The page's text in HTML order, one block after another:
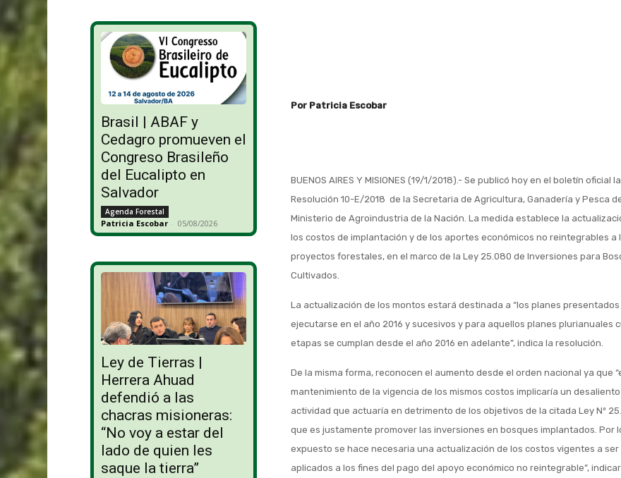
Brasil | ABAF y
Cedagro promueven el
Congreso Brasileño
del Eucalipto en
Salvador
Agenda Forestal
Patricia Escobar - 05/08/2026
Ley de Tierras |
Herrera Ahuad
defendió a las
chacras misioneras:
“No voy a estar del
lado de quien les
saque la tierra”
Por Patricia Escobar
BUENOS AIRES Y MISIONES (19/1/2018).- Se publicó hoy en el boletín oficial la
Resolución 10-E/2018 de la Secretaria de Agricultura, Ganadería y Pesca
Ministerio de Agroindustria de la Nación. La medida establece la
los costos de implantación y de los aportes económicos no reintegrables a
proyectos forestales, en el marco de la Ley 25.080 de Inversiones para
Cultivados.
La actualización de los montos estará destinada a “los planes presentados
ejecutarse en el año 2016 y sucesivos y para aquellos planes plurianuales
etapas se cumplan desde el año 2016 en adelante”, indica la resolución.
De la misma forma, reconocen el aumento desde el orden nacional ya que
mantenimiento de la vigencia de los mismos costos implicaría un desaliento
actividad que actuaría en detrimento de los objetivos de la citada Ley Nº
que es justamente promover las inversiones en bosques implantados. Por
expuesto se hace necesaria una actualización de los costos vigentes a ser
aplicados a los fines del pago del apoyo económico no reintegrable”,